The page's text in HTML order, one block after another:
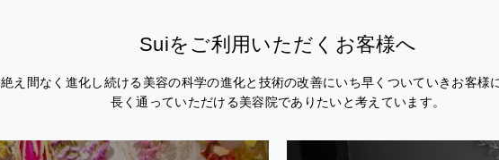
Suiをご利用いただくお客様へ
絶え間なく進化し続ける美容の科学の進化と技術の改善にいち早くついていきお客様
長く通っていただける美容院でありたいと考えています。